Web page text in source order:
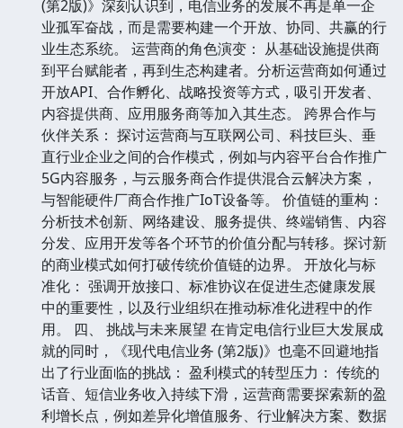
(第2版)》深刻认识到，电信业务的发展不再是单一企
业孤军奋战，而是需要构建一个开放、协同、共赢的行
业生态系统。 运营商的角色演变： 从基础设施提供商
到平台赋能者，再到生态构建者。分析运营商如何通过
开放API、合作孵化、战略投资等方式，吸引开发者、
内容提供商、应用服务商等加入其生态。 跨界合作与
伙伴关系： 探讨运营商与互联网公司、科技巨头、垂
直行业企业之间的合作模式，例如与内容平台合作推广
5G内容服务，与云服务商合作提供混合云解决方案，
与智能硬件厂商合作推广IoT设备等。 价值链的重构：
分析技术创新、网络建设、服务提供、终端销售、内容
分发、应用开发等各个环节的价值分配与转移。探讨新
的商业模式如何打破传统价值链的边界。 开放化与标
准化： 强调开放接口、标准协议在促进生态健康发展
中的重要性，以及行业组织在推动标准化进程中的作
用。 四、 挑战与未来展望 在肯定电信行业巨大发展成
就的同时，《现代电信业务 (第2版)》也毫不回避地指
出了行业面临的挑战： 盈利模式的转型压力： 传统的
话音、短信业务收入持续下滑，运营商需要探索新的盈
利增长点，例如差异化增值服务、行业解决方案、数据